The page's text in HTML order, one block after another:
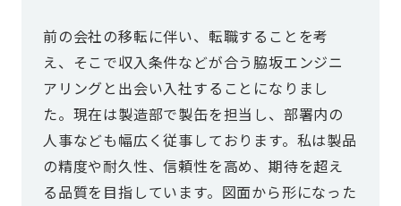
前の会社の移転に伴い、転職することを考
え、そこで収入条件などが合う脇坂エンジニ
アリングと出会い入社することになりまし
た。現在は製造部で製缶を担当し、部署内の
人事なども幅広く従事しております。私は製品
の精度や耐久性、信頼性を高め、期待を超え
る品質を目指しています。図面から形になった